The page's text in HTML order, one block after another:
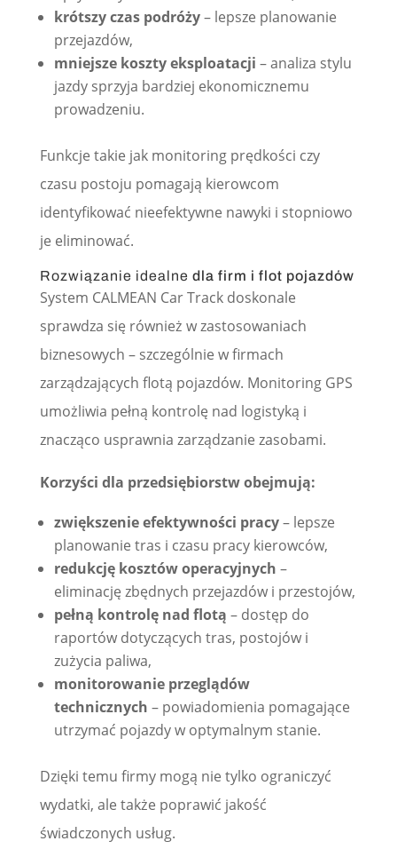
krótszy czas podróży– lepsze planowanie
przejazdów,
mniejsze koszty eksploatacji – analiza stylu
jazdy sprzyja bardziej ekonomicznemu
prowadzeniu.
Funkcje takie jak monitoring prędkości czy
czasu postoju pomagają kierowcom
identyfikować nieefektywne nawyki i stopniowo
je eliminować.
Rozwiązanie idealne dla firm i flot pojazdów
System CALMEAN Car Track doskonale
sprawdza się również w zastosowaniach
biznesowych – szczególnie w firmach
zarządzających flotą pojazdów. Monitoring GPS
umożliwia pełną kontrolę nad logistyką i
znacząco usprawnia zarządzanie zasobami.
Korzyści dla przedsiębiorstw obejmują:
zwiększenie efektywności pracy– lepsze
planowanie tras i czasu pracy kierowców,
redukcję kosztów operacyjnych –
eliminację zbędnych przejazdów i przestojów,
pełną kontrolę nad flotą – dostęp do
raportów dotyczących tras, postojów i
zużycia paliwa,
monitorowanie przeglądów
technicznych – powiadomienia pomagające
utrzymać pojazdy w optymalnym stanie.
Dzięki temu firmy mogą nie tylko ograniczyć
wydatki, ale także poprawić jakość
świadczonych usług.